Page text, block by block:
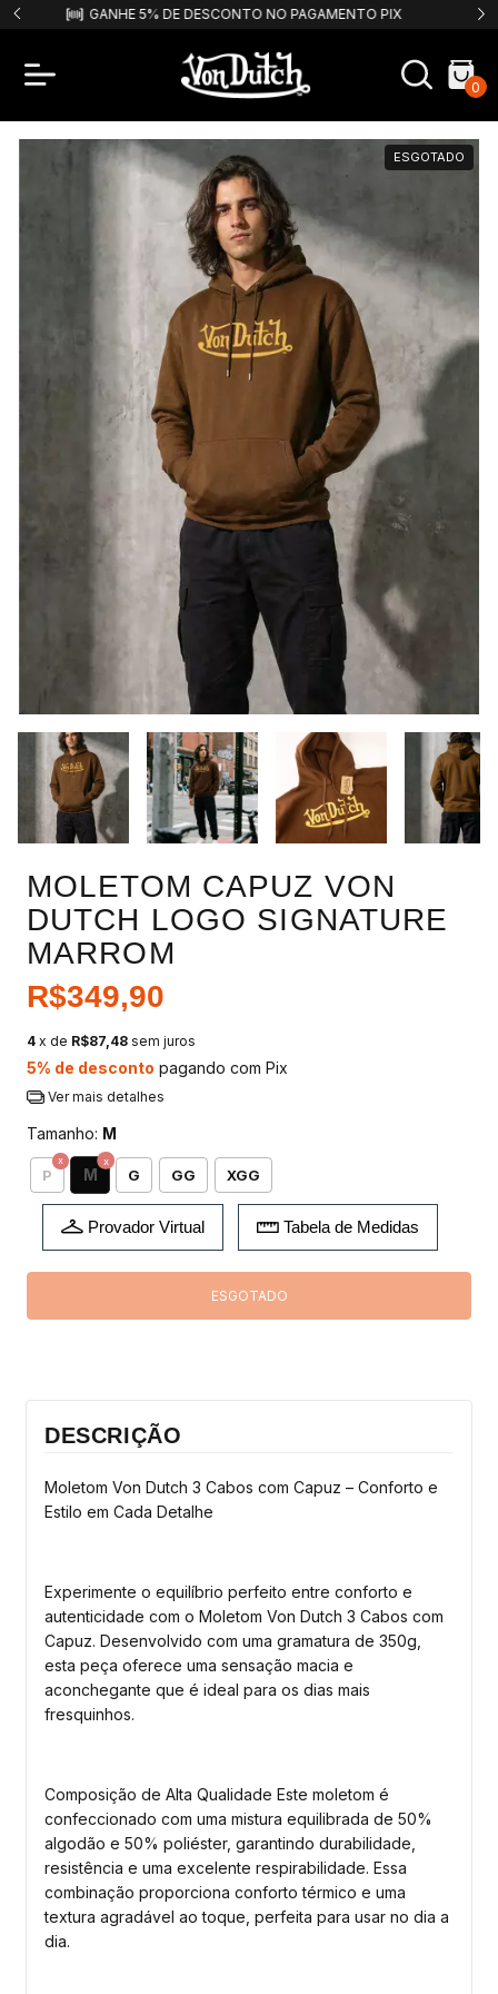
FRETE GRÁTIS PARA COMPRAS ACIMA DE R$499,99!
0
ESGOTADO
MOLETOM CAPUZ VON
DUTCH LOGO SIGNATURE
MARROM
R$349,90
4 x de R$87,48 sem juros
5% de desconto pagando com Pix
Ver mais detalhes
Tamanho: M
P M G GG XGG
Provador Virtual Tabela de Medidas
DESCRIÇÃO
Moletom Von Dutch 3 Cabos com Capuz – Conforto e
Estilo em Cada Detalhe
Experimente o equilíbrio perfeito entre conforto e
autenticidade com o Moletom Von Dutch 3 Cabos com
Capuz. Desenvolvido com uma gramatura de 350g,
esta peça oferece uma sensação macia e
aconchegante que é ideal para os dias mais
fresquinhos.
Composição de Alta Qualidade Este moletom é
confeccionado com uma mistura equilibrada de 50%
algodão e 50% poliéster, garantindo durabilidade,
resistência e uma excelente respirabilidade. Essa
combinação proporciona conforto térmico e uma
textura agradável ao toque, perfeita para usar no dia a
dia.